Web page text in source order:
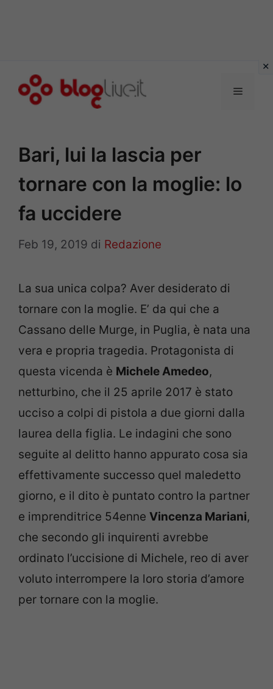
Menu
Bari, lui la lascia per
tornare con la moglie: lo
fa uccidere
Feb 19, 2019 di Redazione
La sua unica colpa? Aver desiderato di
tornare con la moglie. E’ da qui che a
Cassano delle Murge, in Puglia, è nata una
vera e propria tragedia. Protagonista di
questa vicenda è Michele Amedeo,
netturbino, che il 25 aprile 2017 è stato
ucciso a colpi di pistola a due giorni dalla
laurea della figlia. Le indagini che sono
seguite al delitto hanno appurato cosa sia
effettivamente successo quel maledetto
giorno, e il dito è puntato contro la partner
e imprenditrice 54enne Vincenza Mariani,
che secondo gli inquirenti avrebbe
ordinato l’uccisione di Michele, reo di aver
voluto interrompere la loro storia d’amore
per tornare con la moglie.